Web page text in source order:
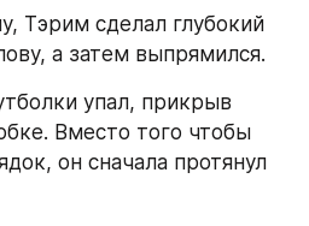
Тэрим сделал глубокий
а затем выпрямился.
упал, прикрыв
Вместо того чтобы
он сначала протянул